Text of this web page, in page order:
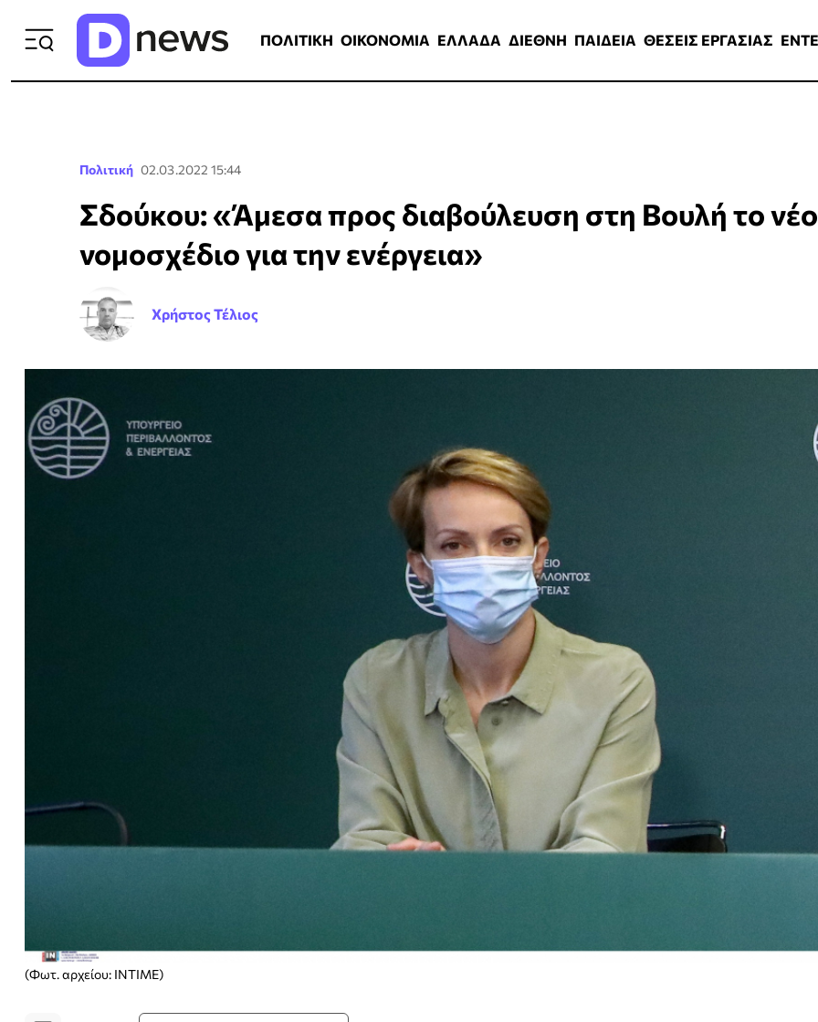
ΠΟΛΙΤΙΚΗ ΟΙΚΟΝΟΜΙΑ ΕΛΛΑΔΑ ΔΙΕΘΝΗ ΠΑΙΔΕΙΑ ΘΕΣΕΙΣ ΕΡΓΑΣΙΑΣ
Πολιτική 02.03.2022 15:44
Σδούκου: «Άμεσα προς διαβούλευση στη Βουλή το νέο
νομοσχέδιο για την ενέργεια»
Χρήστος Τέλιος
(Φωτ. αρχείου: INTIME)